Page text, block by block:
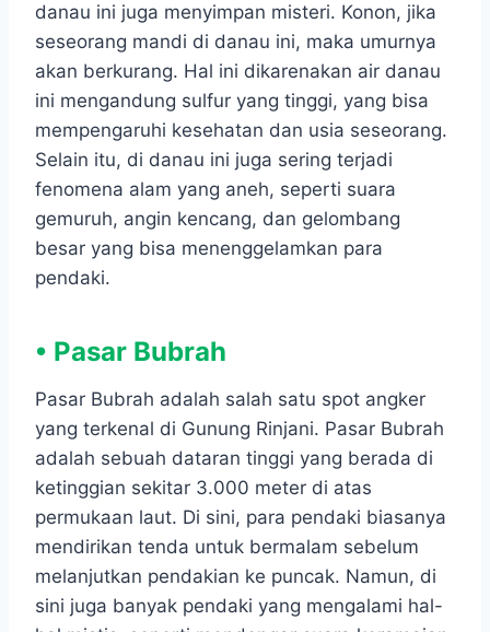
danau ini juga menyimpan misteri. Konon, jika
seseorang mandi di danau ini, maka umurnya
akan berkurang. Hal ini dikarenakan air danau
ini mengandung sulfur yang tinggi, yang bisa
mempengaruhi kesehatan dan usia seseorang.
Selain itu, di danau ini juga sering terjadi
fenomena alam yang aneh, seperti suara
gemuruh, angin kencang, dan gelombang
besar yang bisa menenggelamkan para
pendaki.
• Pasar Bubrah
Pasar Bubrah adalah salah satu spot angker
yang terkenal di Gunung Rinjani. Pasar Bubrah
adalah sebuah dataran tinggi yang berada di
ketinggian sekitar 3.000 meter di atas
permukaan laut. Di sini, para pendaki biasanya
mendirikan tenda untuk bermalam sebelum
melanjutkan pendakian ke puncak. Namun, di
sini juga banyak pendaki yang mengalami hal-